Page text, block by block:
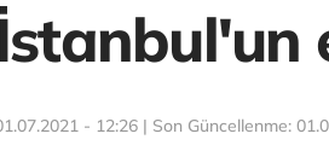
- 12:26 | Son Güncellenme: